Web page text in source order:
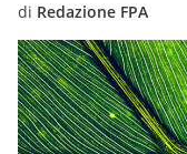
di Redazione FPA